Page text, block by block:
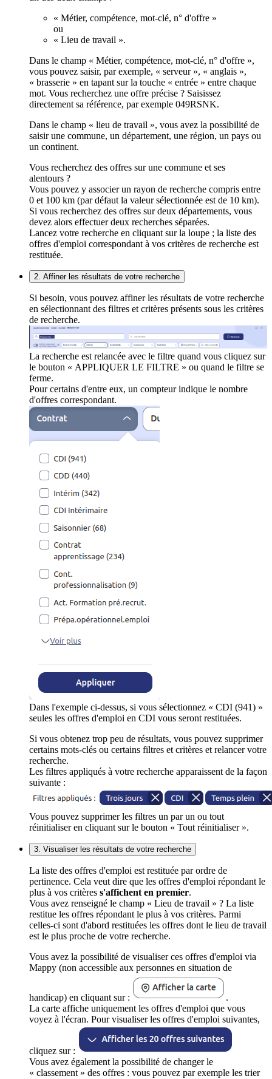
« Métier, compétence, mot-clé, n° d'offre »
ou
« Lieu de travail ».
Dans le champ « Métier, compétence, mot-clé, n° d'offre »,
vous pouvez saisir, par exemple, « serveur », « anglais »,
« brasserie » en tapant sur la touche « entrée » entre chaque
mot. Vous recherchez une offre précise ? Saisissez
directement sa référence, par exemple 049RSNK.
Dans le champ « lieu de travail », vous avez la possibilité de
saisir une commune, un département, une région, un pays ou
un continent.
Vous recherchez des offres sur une commune et ses
alentours ?
Vous pouvez y associer un rayon de recherche compris entre
0 et 100 km (par défaut la valeur sélectionnée est de 10 km).
Si vous recherchez des offres sur deux départements, vous
devez alors effectuer deux recherches séparées.
Lancez votre recherche en cliquant sur la loupe ; la liste des
offres d'emploi correspondant à vos critères de recherche est
restituée.
2. Affiner les résultats de votre recherche
Si besoin, vous pouvez affiner les résultats de votre recherche
en sélectionnant des filtres et critères présents sous les critères
de recherche.
La recherche est relancée avec le filtre quand vous cliquez sur
le bouton « APPLIQUER LE FILTRE » ou quand le filtre se
ferme.
Pour certains d'entre eux, un compteur indique le nombre
d'offres correspondant.
Dans l'exemple ci-dessus, si vous sélectionnez « CDI (941) »
seules les offres d'emploi en CDI vous seront restituées.
Si vous obtenez trop peu de résultats, vous pouvez supprimer
certains mots-clés ou certains filtres et critères et relancer votre
recherche.
Les filtres appliqués à votre recherche apparaissent de la façon
suivante :
Vous pouvez supprimer les filtres un par un ou tout
réinitialiser en cliquant sur le bouton « Tout réinitialiser ».
3. Visualiser les résultats de votre recherche
La liste des offres d'emploi est restituée par ordre de
pertinence. Cela veut dire que les offres d'emploi répondant le
plus à vos critères s'affichent en premier.
Vous avez renseigné le champ « Lieu de travail » ? La liste
restitue les offres répondant le plus à vos critères. Parmi
celles-ci sont d'abord restituées les offres dont le lieu de travail
est le plus proche de votre recherche.
Vous avez la possibilité de visualiser ces offres d'emploi via
Mappy (non accessible aux personnes en situation de
handicap) en cliquant sur :
.
La carte affiche uniquement les offres d'emploi que vous
voyez à l'écran. Pour visualiser les offres d'emploi suivantes,
cliquez sur :
Vous avez également la possibilité de changer le
« classement » des offres : vous pouvez par exemple les trier